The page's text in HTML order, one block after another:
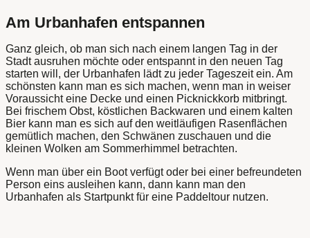
Am Urbanhafen entspannen
Ganz gleich, ob man sich nach einem langen Tag in der
Stadt ausruhen möchte oder entspannt in den neuen Tag
starten will, der Urbanhafen lädt zu jeder Tageszeit ein. Am
schönsten kann man es sich machen, wenn man in weiser
Voraussicht eine Decke und einen Picknickkorb mitbringt.
Bei frischem Obst, köstlichen Backwaren und einem kalten
Bier kann man es sich auf den weitläufigen Rasenflächen
gemütlich machen, den Schwänen zuschauen und die
kleinen Wolken am Sommerhimmel betrachten.
Wenn man über ein Boot verfügt oder bei einer befreundeten
Person eins ausleihen kann, dann kann man den
Urbanhafen als Startpunkt für eine Paddeltour nutzen.